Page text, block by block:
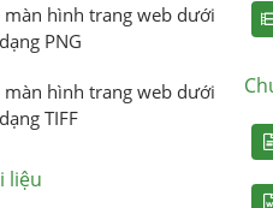
màn hình trang web dưới
PNG
màn hình trang web dưới
TIFF
liệu